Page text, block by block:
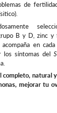
de
B y D, zinc
en
los síntomas del
completo, natural
mejorar tu